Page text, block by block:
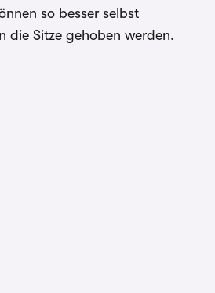
so besser selbst
die Sitze gehoben werden.